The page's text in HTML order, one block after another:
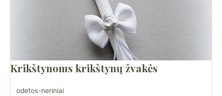
Krikštynoms krikštynų žvakės
odetos-neriniai